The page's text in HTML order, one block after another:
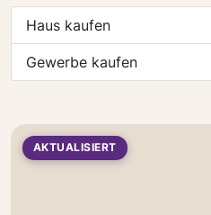
Haus kaufen
Gewerbe kaufen
AKTUALISIERT